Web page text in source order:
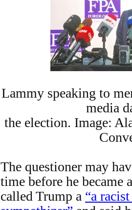
Lammy speaking to
media
the election. Image:
The questioner may
time before he became
called Trump a “a